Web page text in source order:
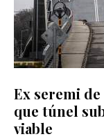
Ex seremi de
que túnel
viable